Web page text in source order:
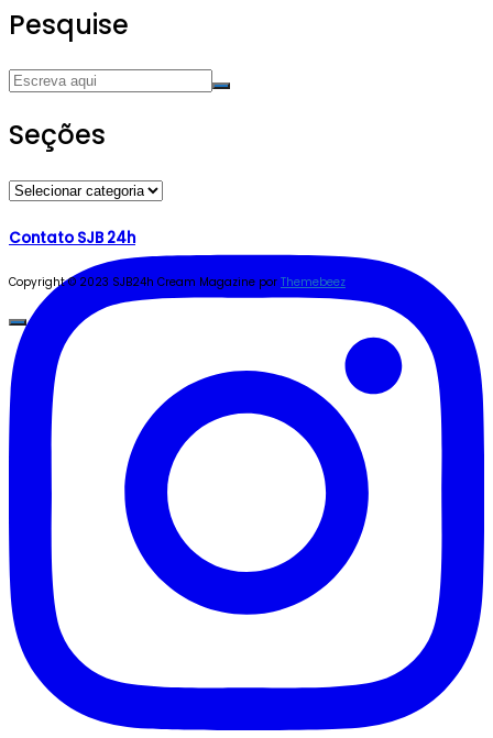
Pesquise
Seções
Seções
Contato SJB 24h
Copyright © 2023 SJB24h Cream Magazine por Themebeez